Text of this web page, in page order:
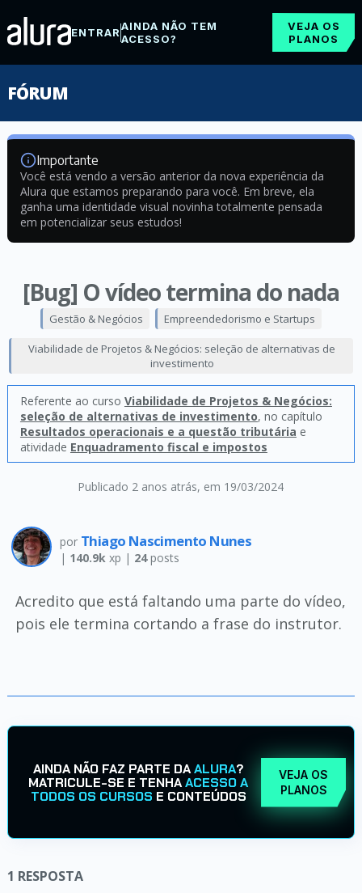
ENTRARAINDA NÃO TEM
ACESSO?
VEJA OS
PLANOS
FÓRUM
Importante
Você está vendo a versão anterior da nova experiência da
Alura que estamos preparando para você. Em breve, ela
ganha uma identidade visual novinha totalmente pensada
em potencializar seus estudos!
[Bug] O vídeo termina do nada
Publicado 2 anos atrás, em 19/03/2024
Gestão & Negócios Empreendedorismo e Startups
Viabilidade de Projetos & Negócios: seleção de alternativas de
investimento
Referente ao curso Viabilidade de Projetos & Negócios:
seleção de alternativas de investimento, no capítulo
Resultados operacionais e a questão tributária e
atividade Enquadramento fiscal e impostos
por Thiago Nascimento Nunes
| 140.9kxp | 24posts
Acredito que está faltando uma parte do vídeo,
pois ele termina cortando a frase do instrutor.
AINDA NÃO FAZ PARTE DAALURA?
MATRICULE-SE E TENHAACESSO A
TODOS OS CURSOS E CONTEÚDOS
VEJA OS
PLANOS
1 RESPOSTA